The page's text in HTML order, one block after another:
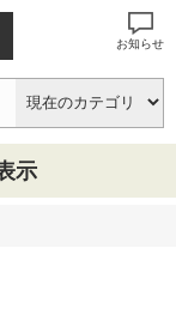
お知らせ
示